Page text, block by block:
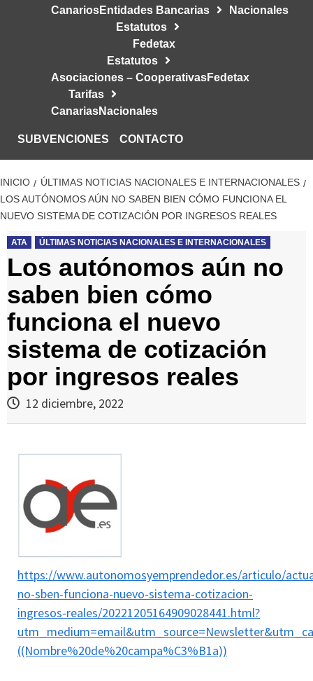
CanariosEntidades Bancarias
Estatutos
Fedetax
Nacionales
Estatutos
Asociaciones – CooperativasFedetax
Tarifas
CanariasNacionales
SUBVENCIONES CONTACTO
INICIO
ÚLTIMAS NOTICIAS NACIONALES E INTERNACIONALES
LOS AUTÓNOMOS AÚN NO SABEN BIEN CÓMO FUNCIONA EL
NUEVO SISTEMA DE COTIZACIÓN POR INGRESOS REALES
ATA ÚLTIMAS NOTICIAS NACIONALES E INTERNACIONALES
Los autónomos aún no
saben bien cómo
funciona el nuevo
sistema de cotización
por ingresos reales
12 diciembre, 2022
https://www.autonomosyemprendedor.es/articulo/
no-sben-funciona-nuevo-sistema-cotizacion-
ingresos-reales/20221205164909028441.html?
((Nombre%20de%20campa%C3%B1a))